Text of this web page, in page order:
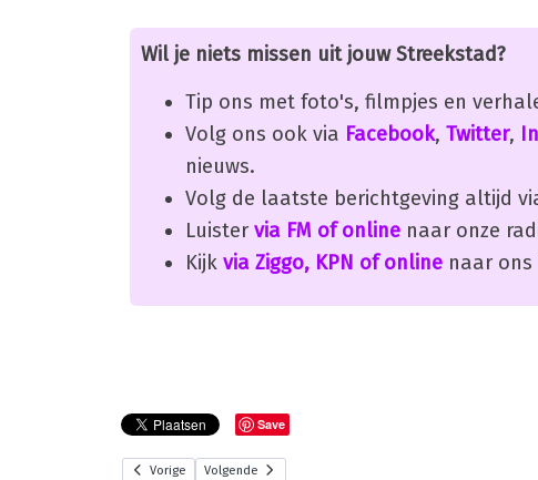
Wil je niets missen uit jouw Streekstad?
Tip ons met foto's, filmpjes en
Volg ons ook via Facebook, Twitter,
nieuws.
Volg de laatste berichtgeving altijd
Luister via FM of online naar onze
Kijk via Ziggo, KPN of online naar ons
Save
Vorige Volgende